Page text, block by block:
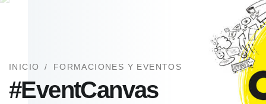
INICIO / FORMACIONES Y EVENTOS
#EventCanvas